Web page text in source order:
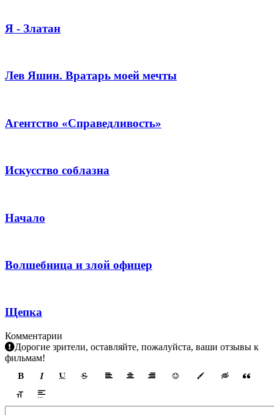
Я - Златан
Лев Яшин. Вратарь моей мечты
Агентство «Справедливость»
Искусство соблазна
Начало
Волшебница и злой офицер
Щепка
Комментарии
Дорогие зрители, оставляйте, пожалуйста, ваши отзывы к
фильмам!